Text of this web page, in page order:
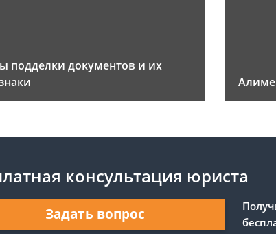
подделки документов и их
консультация юриста
Задать вопрос